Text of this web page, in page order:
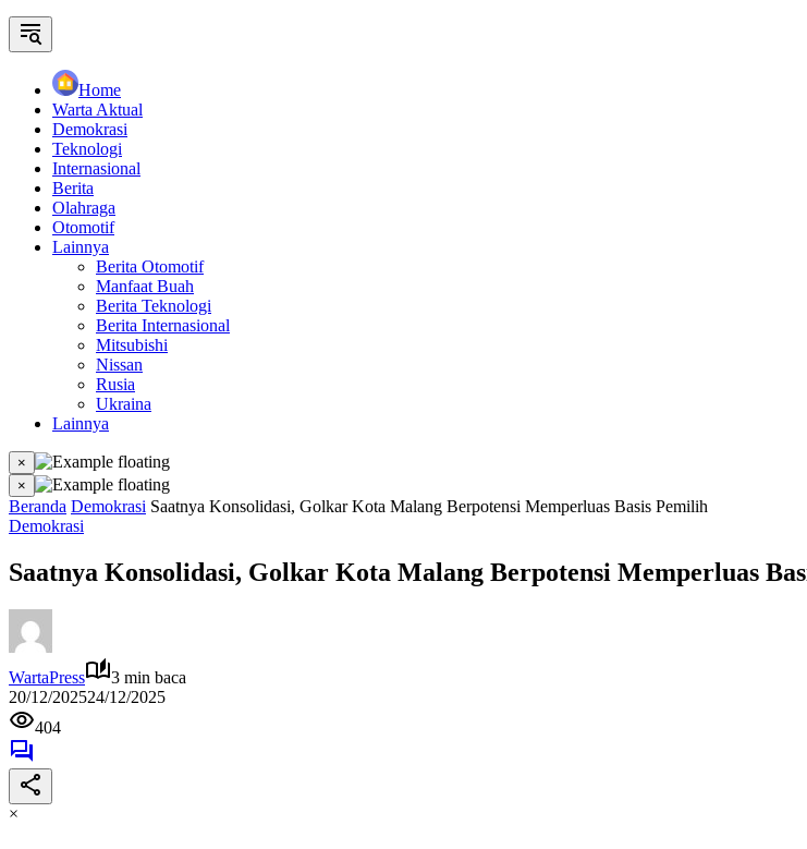
Home
Warta Aktual
Demokrasi
Teknologi
Internasional
Berita
Olahraga
Otomotif
Lainnya
Berita Otomotif
Manfaat Buah
Berita Teknologi
Berita Internasional
Mitsubishi
Nissan
Rusia
Ukraina
Lainnya
×
×
Beranda Demokrasi Saatnya Konsolidasi, Golkar Kota Malang Berpotensi Memperluas Basis Pemilih
Demokrasi
Saatnya Konsolidasi, Golkar Kota Malang Berpotensi Memperluas
WartaPress
3 min baca
20/12/202524/12/2025
404
×